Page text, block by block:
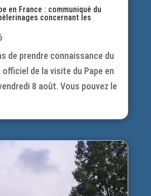
en France : communiqué du
concernant les
de prendre connaissance du
de la visite du Pape en
8 août. Vous pouvez le